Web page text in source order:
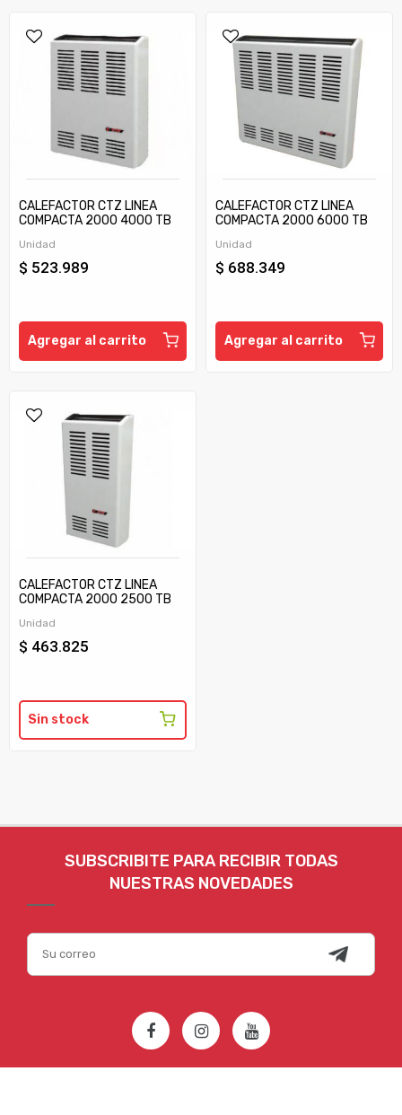
CALEFACTOR CTZ LINEA
COMPACTA 2000 4000 TB
Unidad
$ 523.989
Agregar al carrito
CALEFACTOR CTZ LINEA
COMPACTA 2000 6000 TB
Unidad
$ 688.349
Agregar al carrito
CALEFACTOR CTZ LINEA
COMPACTA 2000 2500 TB
Unidad
$ 463.825
Sin stock
SUBSCRIBITE PARA RECIBIR TODAS
NUESTRAS NOVEDADES